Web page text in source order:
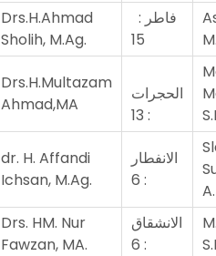
Drs.H.Ahmad
Sholih, M.Ag.
15
Drs.H.Multazam
Ahmad,MA
الحجرات
: 13
dr. H. Affandi
Ichsan, M.Ag.
الانفطار
: 6
Drs. HM. Nur
Fawzan, MA.
الانشقاق
: 6